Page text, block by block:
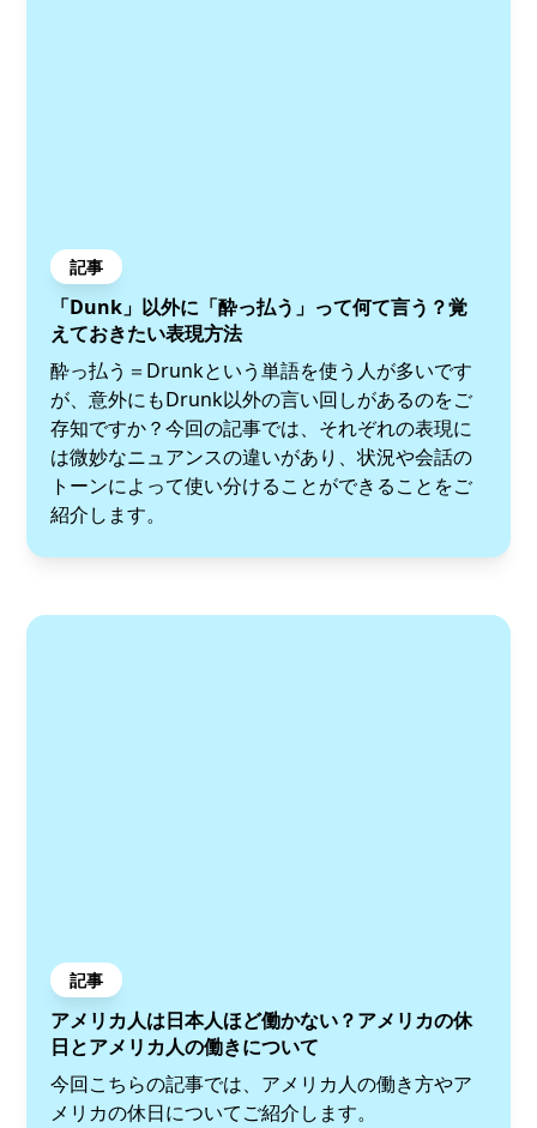
記事
「Dunk」以外に「酔っ払う」って何て言う？覚
えておきたい表現方法
酔っ払う＝Drunkという単語を使う人が多いです
が、意外にもDrunk以外の言い回しがあるのをご
存知ですか？今回の記事では、それぞれの表現に
は微妙なニュアンスの違いがあり、状況や会話の
トーンによって使い分けることができることをご
紹介します。
記事
アメリカ人は日本人ほど働かない？アメリカの休
日とアメリカ人の働きについて
今回こちらの記事では、アメリカ人の働き方やア
メリカの休日についてご紹介します。